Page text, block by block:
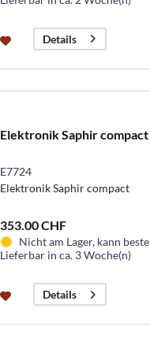
Details
Elektronik Saphir compact
E7724
Elektronik Saphir compact
353.00 CHF
Nicht am Lager, kann
Lieferbar in ca. 3 Woche(n)
Details